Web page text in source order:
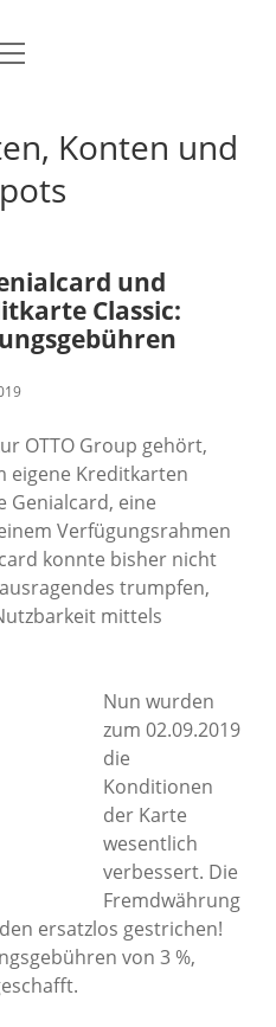
Girokonto
Gehaltskonto
Kreditkarte
kostenlos
Visacard
Konten und
und
Classic:
OTTO Group gehört,
eigene Kreditkarten
Genialcard, eine
Verfügungsrahmen
konnte bisher nicht
trumpfen,
mittels
Nun wurden
zum 02.09.2019
die
Konditionen
der Karte
wesentlich
verbessert. Die
Fremdwährung
ersatzlos gestrichen!
von 3 %,